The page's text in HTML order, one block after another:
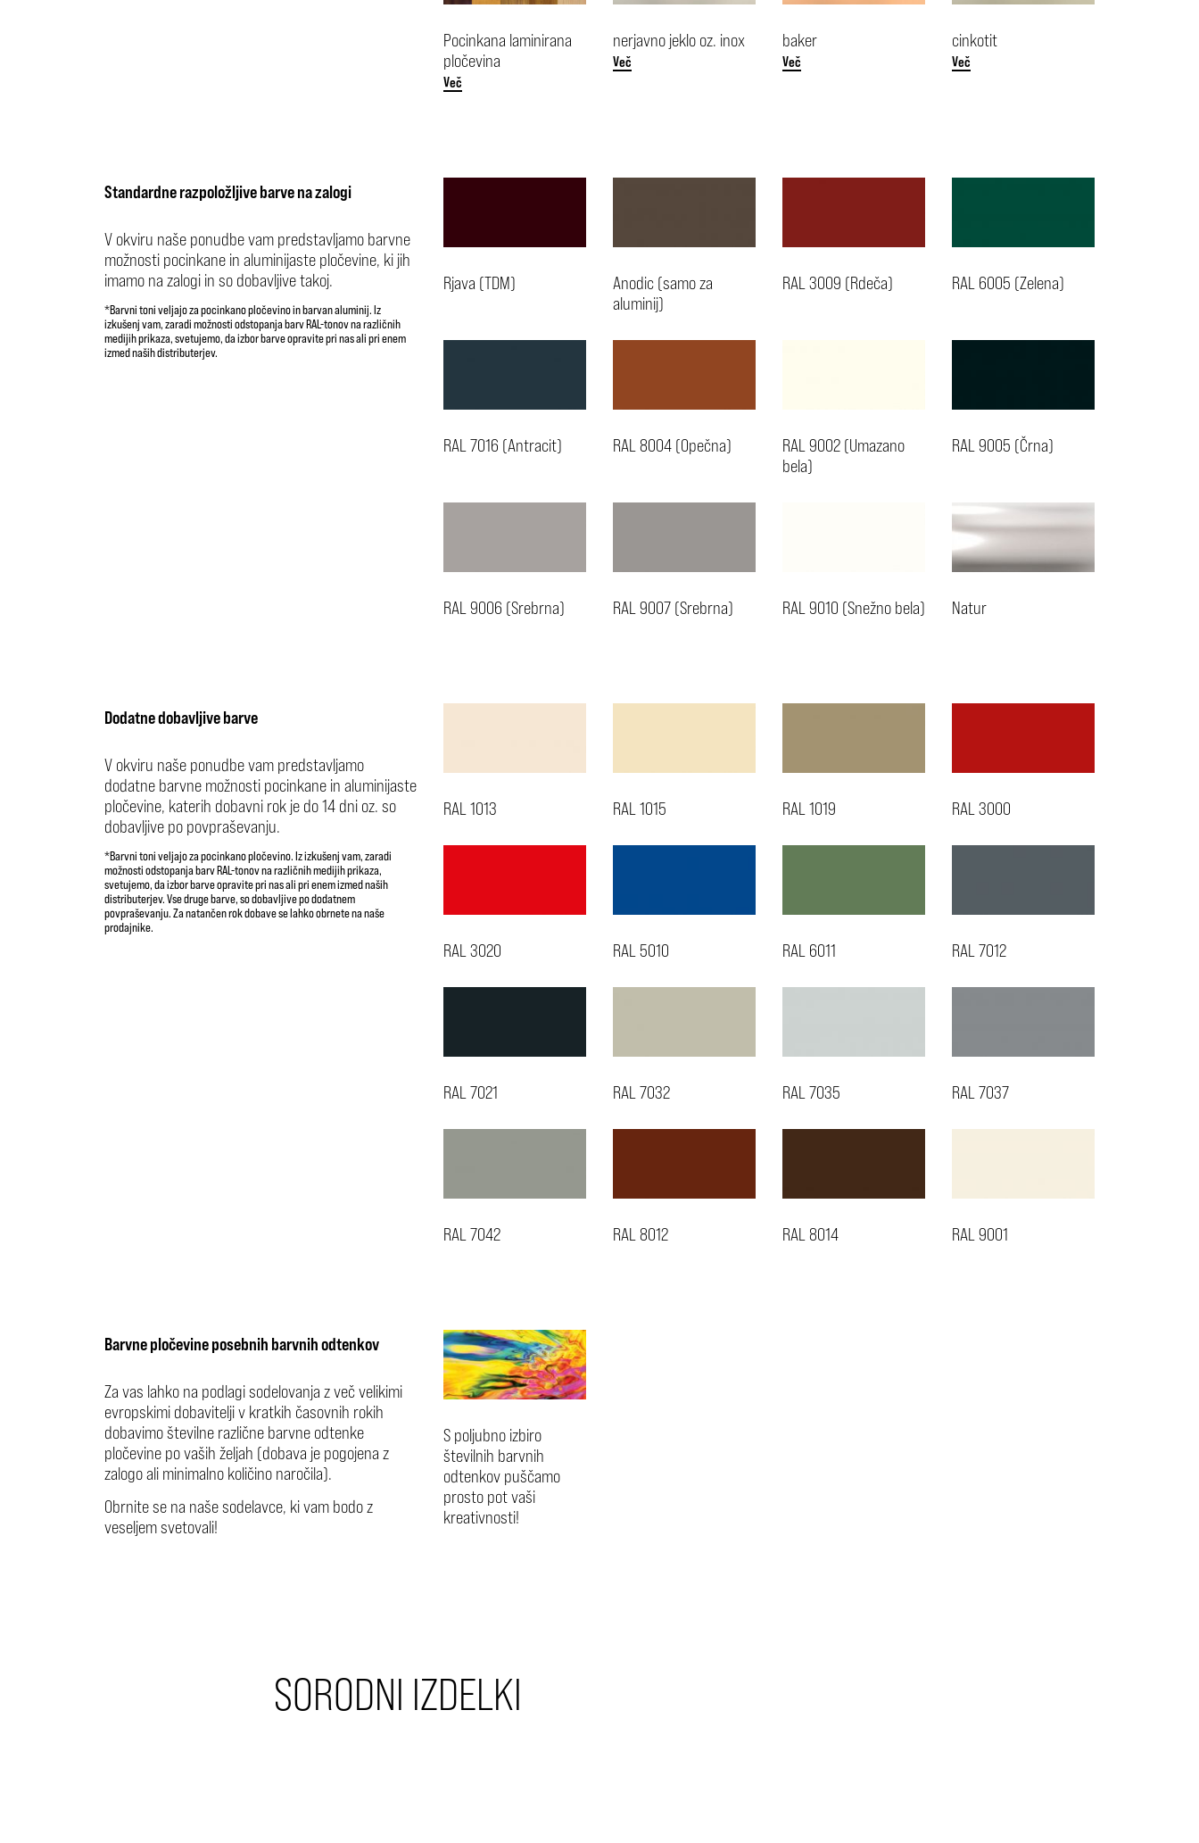
Pocinkana laminirana
pločevina
Več
nerjavno jeklo oz. inox
Več
baker
Več
cinkotit
Več
Standardne razpoložljive barve na zalogi
V okviru naše ponudbe vam predstavljamo barvne
možnosti pocinkane in aluminijaste pločevine, ki jih
imamo na zalogi in so dobavljive takoj.
*Barvni toni veljajo za pocinkano pločevino in barvan aluminij. Iz
izkušenj vam, zaradi možnosti odstopanja barv RAL-tonov na različnih
medijih prikaza, svetujemo, da izbor barve opravite pri nas ali pri enem
izmed naših distributerjev.
Rjava (TDM)
Anodic (samo za
aluminij)
RAL 3009 (Rdeča) RAL 6005 (Zelena)
RAL 7016 (Antracit) RAL 8004 (Opečna)
RAL 9002 (Umazano
bela)
RAL 9005 (Črna)
RAL 9006 (Srebrna) RAL 9007 (Srebrna) RAL 9010 (Snežno bela) Natur
Dodatne dobavljive barve
V okviru naše ponudbe vam predstavljamo
dodatne barvne možnosti pocinkane in aluminijaste
pločevine, katerih dobavni rok je do 14 dni oz. so
dobavljive po povpraševanju.
*Barvni toni veljajo za pocinkano pločevino. Iz izkušenj vam, zaradi
možnosti odstopanja barv RAL-tonov na različnih medijih prikaza,
svetujemo, da izbor barve opravite pri nas ali pri enem izmed naših
distributerjev. Vse druge barve, so dobavljive po dodatnem
povpraševanju. Za natančen rok dobave se lahko obrnete na naše
prodajnike.
RAL 1013 RAL 1015 RAL 1019 RAL 3000
RAL 3020 RAL 5010 RAL 6011 RAL 7012
RAL 7021 RAL 7032 RAL 7035 RAL 7037
RAL 7042 RAL 8012 RAL 8014 RAL 9001
Barvne pločevine posebnih barvnih odtenkov
Za vas lahko na podlagi sodelovanja z več velikimi
evropskimi dobavitelji v kratkih časovnih rokih
dobavimo številne različne barvne odtenke
pločevine po vaših željah (dobava je pogojena z
zalogo ali minimalno količino naročila).
Obrnite se na naše sodelavce, ki vam bodo z
veseljem svetovali!
S poljubno izbiro
številnih barvnih
odtenkov puščamo
prosto pot vaši
kreativnosti!
SORODNI IZDELKI